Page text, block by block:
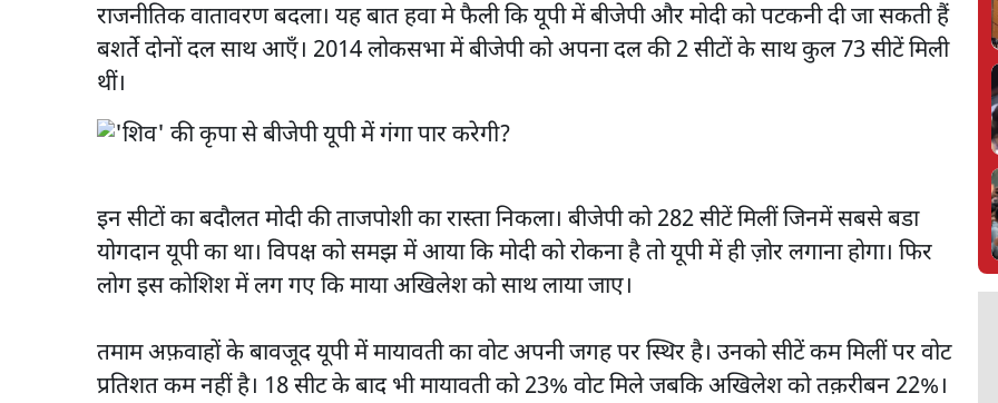
राजनीतिक वातावरण बदला। यह बात हवा मे फैली कि यूपी में बीजेपी और मोदी को पटकनी दी जा सकती हैं
बशर्ते दोनों दल साथ आएँ। 2014 लोकसभा में बीजेपी को अपना दल की 2 सीटों के साथ कुल 73 सीटें मिली
थीं।
इन सीटों का बदौलत मोदी की ताजपोशी का रास्ता निकला। बीजेपी को 282 सीटें मिलीं जिनमें सबसे बडा
योगदान यूपी का था। विपक्ष को समझ में आया कि मोदी को रोकना है तो यूपी में ही ज़ोर लगाना होगा। फिर
लोग इस कोशिश में लग गए कि माया अखिलेश को साथ लाया जाए।
तमाम अफ़वाहों के बावजूद यूपी में मायावती का वोट अपनी जगह पर स्थिर है। उनको सीटें कम मिलीं पर वोट
प्रतिशत कम नहीं है। 18 सीट के बाद भी मायावती को 23% वोट मिले जबकि अखिलेश को तक़रीबन 22%।